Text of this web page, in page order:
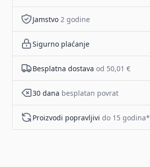
Jamstvo 2 godine
Sigurno plaćanje
Besplatna dostava od 50,01 €
30 dana besplatan povrat
Proizvodi popravljivi do 15 godina*